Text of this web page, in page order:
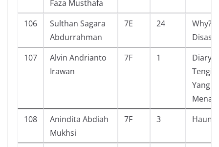
Faza Musthafa
106
Sulthan Sagara
Abdurrahman
7E 24
Why?
107
Alvin Andrianto
Irawan
7F 1
Diary
Tengil
Yang
Mena
108
Anindita Abdiah
Mukhsi
7F 3